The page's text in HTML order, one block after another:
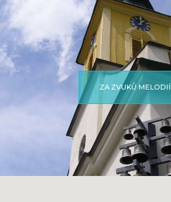
ZA ZVUKŮ MELODIÍ